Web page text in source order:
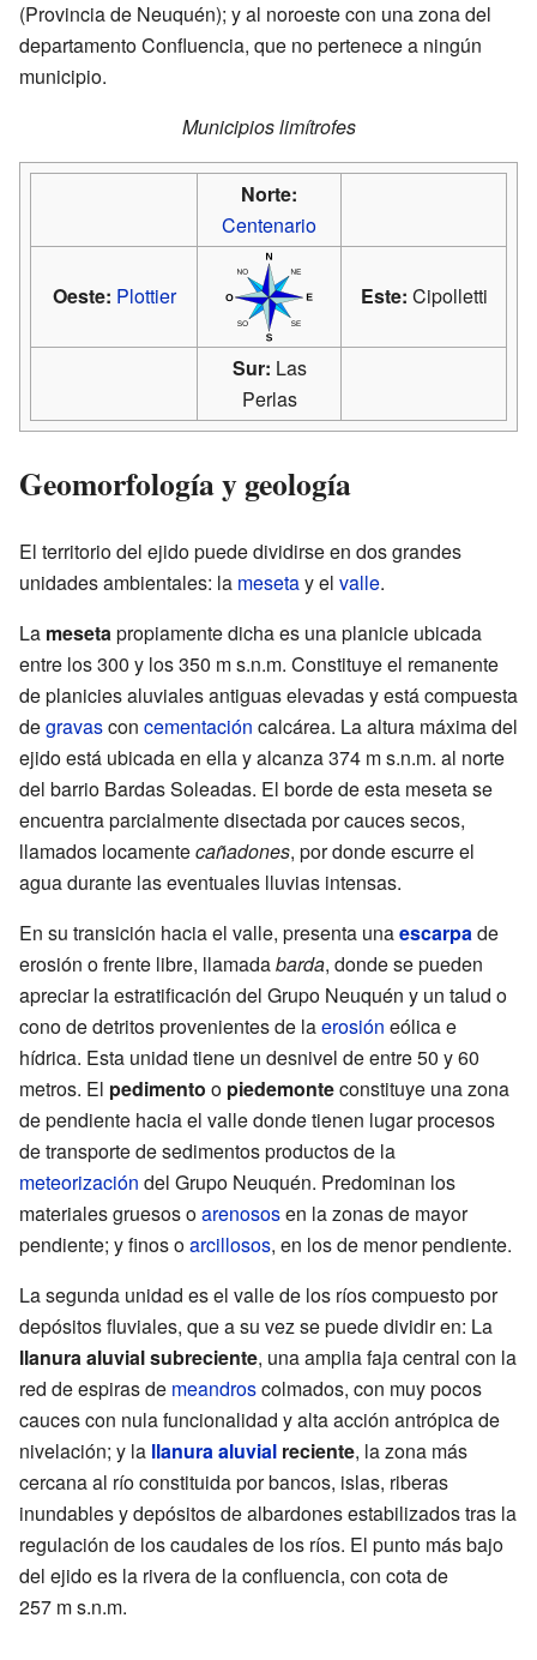
(Provincia de Neuquén); y al noroeste con una zona del
departamento Confluencia, que no pertenece a ningún
municipio.
Municipios limítrofes
Norte:
Centenario
Oeste: Plottier Este: Cipolletti
Sur: Las
Perlas
Geomorfología y geología
El territorio del ejido puede dividirse en dos grandes
unidades ambientales: la mesetay el valle.
La mesetapropiamente dicha es una planicie ubicada
entre los 300 y los350 m s.n.m. Constituye el remanente
de planicies aluviales antiguas elevadas y está compuesta
degravascon cementación calcárea. La altura máxima del
ejido está ubicada en ella y alcanza374 m s.n.m. al norte
del barrio Bardas Soleadas. El borde de esta meseta se
encuentra parcialmente disectada por cauces secos,
llamados locamentecañadones, por donde escurre el
agua durante las eventuales lluvias intensas.
En su transición hacia el valle, presenta unaescarpade
erosión o frente libre, llamadabarda, donde se pueden
apreciar la estratificación del Grupo Neuquén y un talud o
cono de detritos provenientes de laerosión eólica e
hídrica. Esta unidad tiene un desnivel de entre 50 y 60
metros. El pedimento o piedemonteconstituye una zona
de pendiente hacia el valle donde tienen lugar procesos
de transporte de sedimentos productos de la
meteorización del Grupo Neuquén. Predominan los
materiales gruesos oarenososen la zonas de mayor
pendiente; y finos oarcillosos, en los de menor pendiente.
La segunda unidad es el valle de los ríos compuesto por
depósitos fluviales, que a su vez se puede dividir en: La
llanura aluvial subreciente, una amplia faja central con la
red de espiras de meandroscolmados, con muy pocos
cauces con nula funcionalidad y alta acción antrópica de
nivelación; y la llanura aluvial reciente, la zona más
cercana al río constituida por bancos, islas, riberas
inundables y depósitos de albardones estabilizados tras la
regulación de los caudales de los ríos. El punto más bajo
del ejido es la rivera de la confluencia, con cota de
257 m s.n.m.